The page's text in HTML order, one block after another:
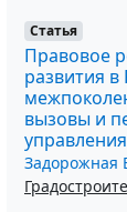
Статья
Правовое
развития в
вызовы и
управления
Задорожная